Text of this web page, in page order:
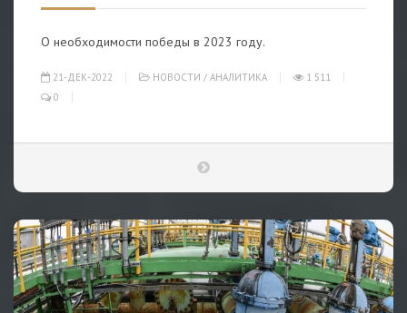
О необходимости победы в 2023 году.
21-ДЕК-2022 НОВОСТИ / АНАЛИТИКА
1 511
0